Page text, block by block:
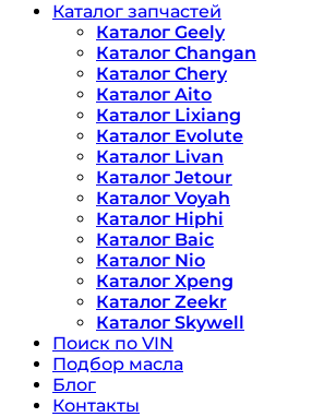
Каталог запчастей
Каталог Geely
Каталог Changan
Каталог Chery
Каталог Aito
Каталог Lixiang
Каталог Evolute
Каталог Livan
Каталог Jetour
Каталог Voyah
Каталог Hiphi
Каталог Baic
Каталог Nio
Каталог Xpeng
Каталог Zeekr
Каталог Skywell
Поиск по VIN
Подбор масла
Блог
Контакты